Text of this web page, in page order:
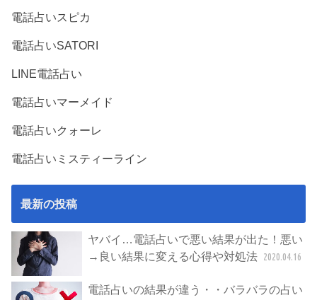
電話占いスピカ
電話占いSATORI
LINE電話占い
電話占いマーメイド
電話占いクォーレ
電話占いミスティーライン
最新の投稿
ヤバイ…電話占いで悪い結果が出た！悪い
→良い結果に変える心得や対処法 2020.04.16
電話占いの結果が違う・・バラバラの占い